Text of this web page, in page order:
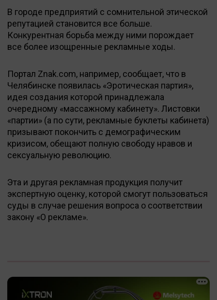
В городе предприятий с сомнительной этической
репутацией становится все больше.
Конкурентная борьба между ними порождает
все более изощренные рекламные ходы.
Портал Znak.com, например, сообщает, что в
Челябинске появилась «Эротическая партия»,
идея создания которой принадлежала
очередному «массажному кабинету». Листовки
«партии» (а по сути, рекламные буклеты кабинета)
призывают покончить с демографическим
кризисом, обещают полную свободу нравов и
сексуальную революцию.
Эта и другая рекламная продукция получит
экспертную оценку, которой смогут пользоваться
суды в случае решения вопроса о соответствии
закону «О рекламе».